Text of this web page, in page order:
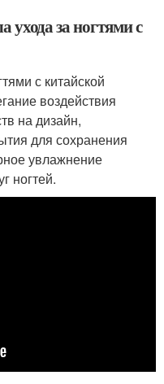
ухода за ногтями с
с китайской
воздействия
на дизайн,
для сохранения
увлажнение
ногтей.